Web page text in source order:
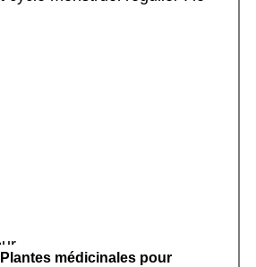
Plantes médicinales pour